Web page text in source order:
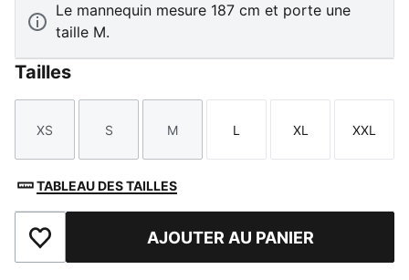
Le mannequin mesure 187 cm et porte une
taille M.
Tailles
Taille
XS
Taille
S
Taille
M
Taille
L
Taille
XL
Taille
XXL
TABLEAU DES TAILLES
Ajouter aux favorisAJOUTER AU PANIER